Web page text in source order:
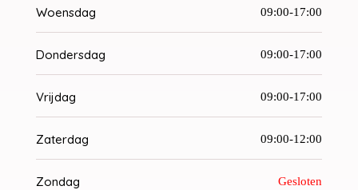
Woensdag 09:00-17:00
Dondersdag 09:00-17:00
Vrijdag 09:00-17:00
Zaterdag 09:00-12:00
Zondag Gesloten